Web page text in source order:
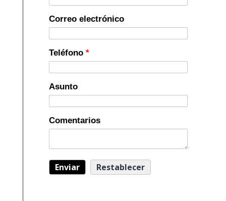
Correo electrónico
Teléfono *
Asunto
Comentarios